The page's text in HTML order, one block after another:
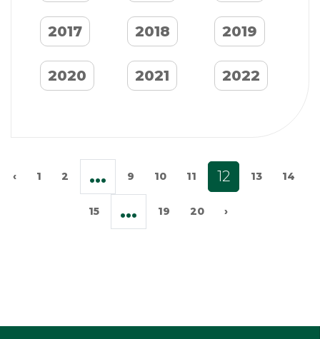
2017 2018 2019
2020 2021 2022
‹ 1 2 ... 9 10 11 12 13 14
15 ... 19 20 ›